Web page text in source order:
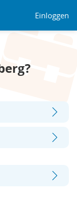
Einloggen